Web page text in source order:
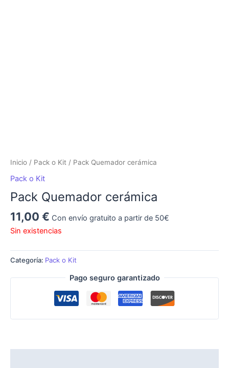
Inicio / Pack o Kit / Pack Quemador cerámica
Pack o Kit
Pack Quemador cerámica
11,00 € Con envío gratuito a partir de 50€
Sin existencias
Categoría: Pack o Kit
Pago seguro garantizado